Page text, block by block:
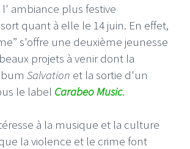
ambiance plus festive
quant à elle le 14 juin. En effet,
s'offre une deuxième jeunesse
projets à venir dont la
Salvation et la sortie d'un
le label Carabeo Music.
à la musique et la culture
la violence et le crime font